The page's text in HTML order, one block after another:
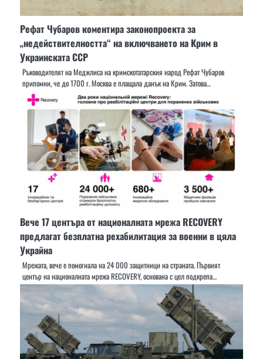
Рефат Чубаров коментира законопроекта за
„недействителността“ на включването на Крим в
Украинската ССР
Ръководителят на Меджлиса на кримскотатарския народ Рефат Чубаров
припомни, че до 1700 г. Москва е плащала данък на Крим. Затова…
Вече 17 центъра от националната мрежа RECOVERY
предлагат безплатна рехабилитация за военни в цяла
Украйна
Мрежата, вече е помогнала на 24 000 защитници на страната. Първият
център на националната мрежа RECOVERY, основана с цел подкрепа…